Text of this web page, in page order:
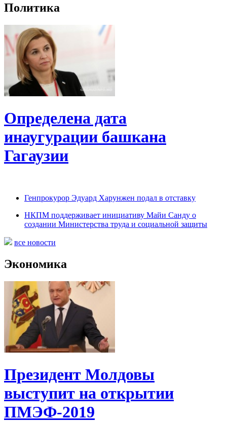
Политика
Определена дата
инаугурации башкана
Гагаузии
Генпрокурор Эдуард Харунжен подал в отставку
НКПМ поддерживает инициативу Майи Санду о
создании Министерства труда и социальной защиты
все новости
Экономика
Президент Молдовы
выступит на открытии
ПМЭФ-2019